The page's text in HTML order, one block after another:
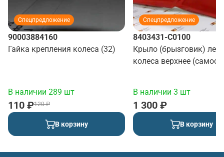
Спецпредложение
90003884160
Гайка крепления колеса (32)
В наличии 289 шт
120 ₽
110 ₽
В корзину
Спецпредложение
8403431-C0100
Крыло (брызговик)
колеса верхнее
В наличии 3 шт
1 300 ₽
В корзину